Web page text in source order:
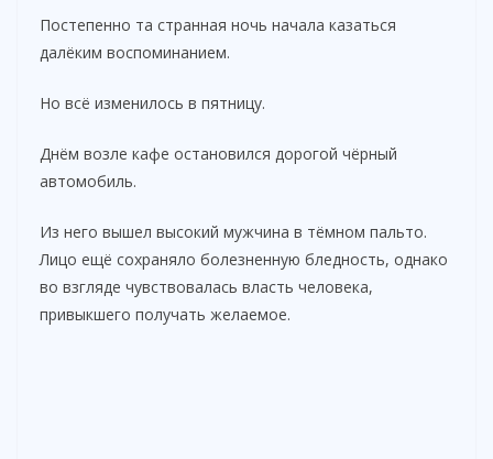
Постепенно та странная ночь начала казаться
далёким воспоминанием.
Но всё изменилось в пятницу.
Днём возле кафе остановился дорогой чёрный
автомобиль.
Из него вышел высокий мужчина в тёмном пальто.
Лицо ещё сохраняло болезненную бледность, однако
во взгляде чувствовалась власть человека,
привыкшего получать желаемое.